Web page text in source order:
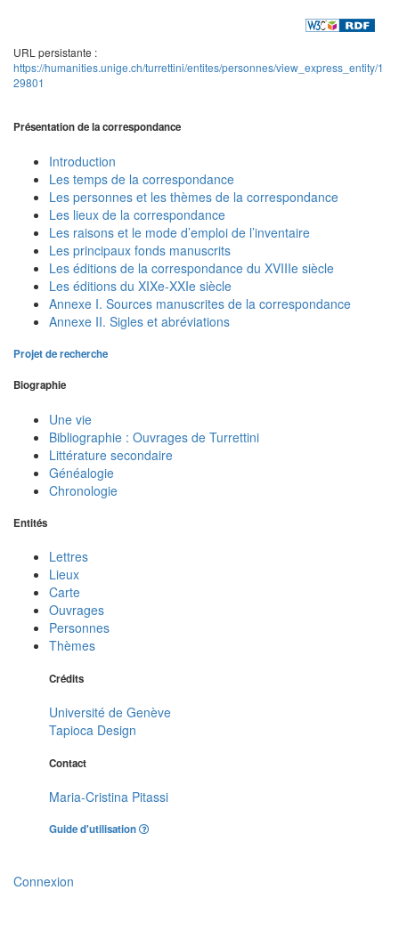
URL persistante :
https://humanities.unige.ch/turrettini/entites/personnes/view_express_entity/1
29801
Présentation de la correspondance
Introduction
Les temps de la correspondance
Les personnes et les thèmes de la correspondance
Les lieux de la correspondance
Les raisons et le mode d’emploi de l’inventaire
Les principaux fonds manuscrits
Les éditions de la correspondance du XVIIIe siècle
Les éditions du XIXe-XXIe siècle
Annexe I. Sources manuscrites de la correspondance
Annexe II. Sigles et abréviations
Projet de recherche
Biographie
Une vie
Bibliographie : Ouvrages de Turrettini
Littérature secondaire
Généalogie
Chronologie
Entités
Lettres
Lieux
Carte
Ouvrages
Personnes
Thèmes
Crédits
Université de Genève
Tapioca Design
Contact
Maria-Cristina Pitassi
Guide d'utilisation
Connexion